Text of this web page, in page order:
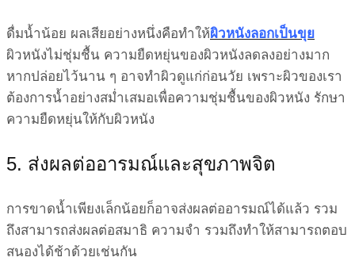
ดื่มน้ำน้อย ผลเสียอย่างหนึ่งคือทำให้ผิวหนังลอกเป็นขุย
ผิวหนังไม่ชุ่มชื้น ความยืดหยุ่นของผิวหนังลดลงอย่างมาก
หากปล่อยไว้นาน ๆ อาจทำผิวดูแก่ก่อนวัย เพราะผิวของเรา
ต้องการน้ำอย่างสม่ำเสมอเพื่อความชุ่มชื้นของผิวหนัง รักษา
ความยืดหยุ่นให้กับผิวหนัง
5. ส่งผลต่ออารมณ์และสุขภาพจิต
การขาดน้ำเพียงเล็กน้อยก็อาจส่งผลต่ออารมณ์ได้แล้ว รวม
ถึงสามารถส่งผลต่อสมาธิ ความจำ รวมถึงทำให้สามารถตอบ
สนองได้ช้าด้วยเช่นกัน